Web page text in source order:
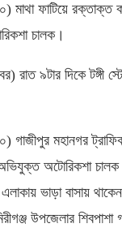
) মাথা ফাটিয়ে রক্তাক্ত
চালক।
) রাত ৯টার দিকে টঙ্গী
) গাজীপুর মহানগর
অটোরিকশা
ভাড়া বাসায়
উপজেলার শিবপাশা